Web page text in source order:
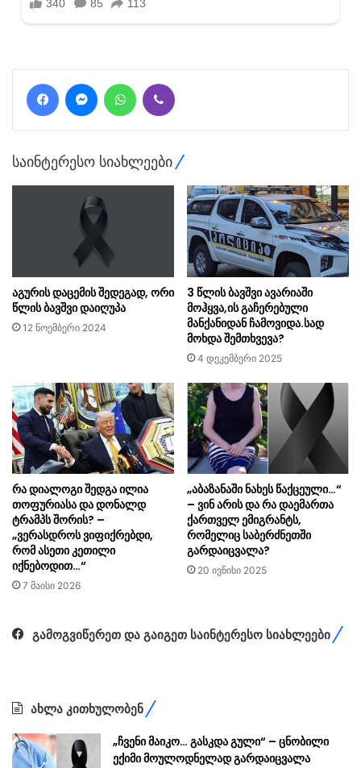
FacebookMessengerWhatsApp
საინტერესო სიახლეები
აგურის დაცემის შედეგად, ორი
წლის ბავშვი დაიღუპა
12 ნოემბერი 2024
3 წლის ბავშვი ავარიაში
მოჰყვა,ის გაჩერებული
მანქანიდან ჩამოვიდა.სად
მოხდა შემთხვევა?
4 დეკემბერი 2025
რა დიალოგი შედგა ილია
თოფურიასა და დონალდ
ტრამპს შორის? –
„ვერასდროს ვიფიქრებდი,
რომ ასეთი კეთილი
იქნებოდით…“
7 მაისი 2026
„აბაზანაში ნახეს წაქცეული…“
– ვინ არის და რა დაემართა
ქართველ ემიგრანტს,
რომელიც საბერძნეთში
გარდაიცვალა?
20 ივნისი 2025
გამოგვიწერეთ და გაიგეთ საინტერესო სიახლეები
ახლა კითხულობენ
„ჩვენი მაიკო… გასკდა გული“ – ცნობილი
ექიმი მოულოდნელად გარდაიცვალა